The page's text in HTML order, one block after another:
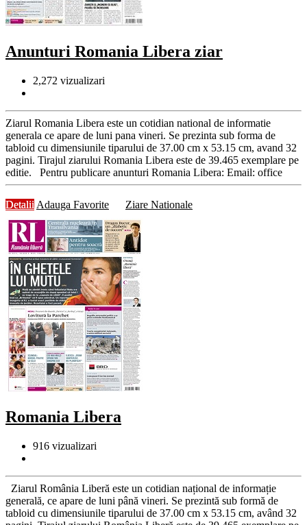
Anunturi Romania Libera ziar
2,272 vizualizari
Ziarul Romania Libera este un cotidian national de informatie
generala ce apare de luni pana vineri. Se prezinta sub forma de
tabloid cu dimensiunile tiparului de 37.00 cm x 53.15 cm, avand 32
pagini. Tirajul ziarului Romania Libera este de 39.465 exemplare pe
editie. Pentru publicare anunturi Romania Libera: Email: office
Detalii Adauga Favorite Ziare Nationale
Romania Libera
916 vizualizari
Ziarul România Liberă este un cotidian național de informație
generală, ce apare de luni până vineri. Se prezintă sub formă de
tabloid cu dimensiunile tiparului de 37.00 cm x 53.15 cm, având 32